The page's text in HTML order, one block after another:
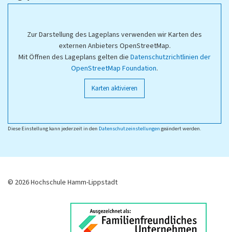
Zur Darstellung des Lageplans verwenden wir Karten des
externen Anbieters OpenStreetMap.
Mit Öffnen des Lageplans gelten die Datenschutzrichtlinien der
OpenStreetMap Foundation.
Karten aktivieren
Diese Einstellung kann jederzeit in den Datenschutzeinstellungen geändert werden.
© 2026 Hochschule Hamm-Lippstadt